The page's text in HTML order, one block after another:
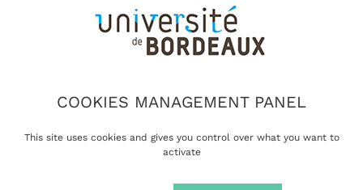
COOKIES MANAGEMENT PANEL
This site uses cookies and gives you control over what you want to
activate
de ressources critiques.